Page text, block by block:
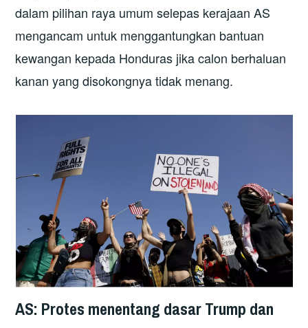
dalam pilihan raya umum selepas kerajaan AS
mengancam untuk menggantungkan bantuan
kewangan kepada Honduras jika calon berhaluan
kanan yang disokongnya tidak menang.
AS: Protes menentang dasar Trump dan